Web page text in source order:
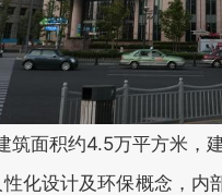
约4.5万平方米，建
设计及环保概念，内